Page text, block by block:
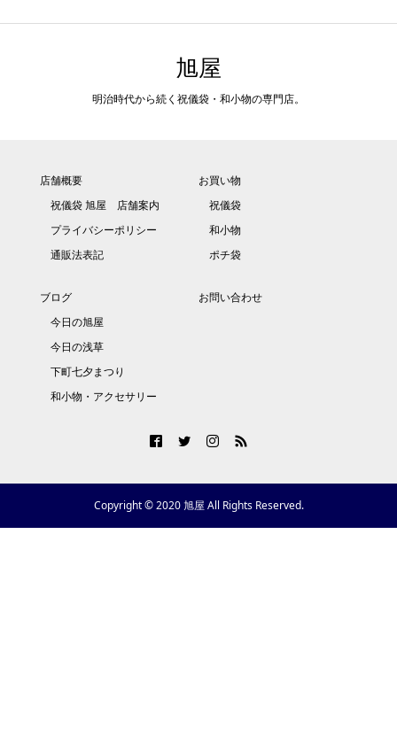
旭屋
明治時代から続く祝儀袋・和小物の専門店。
店舗概要
祝儀袋 旭屋 店舗案内
プライバシーポリシー
通販法表記
お買い物
祝儀袋
和小物
ポチ袋
ブログ
今日の旭屋
今日の浅草
下町七夕まつり
和小物・アクセサリー
お問い合わせ
Copyright © 2020 旭屋 All Rights Reserved.